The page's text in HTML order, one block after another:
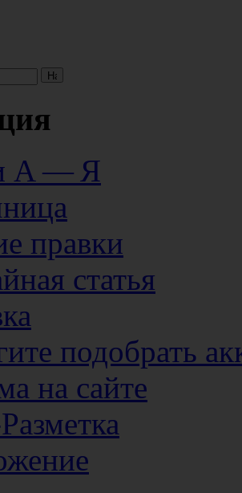
А — Я
правки
статья
подобрать
на сайте